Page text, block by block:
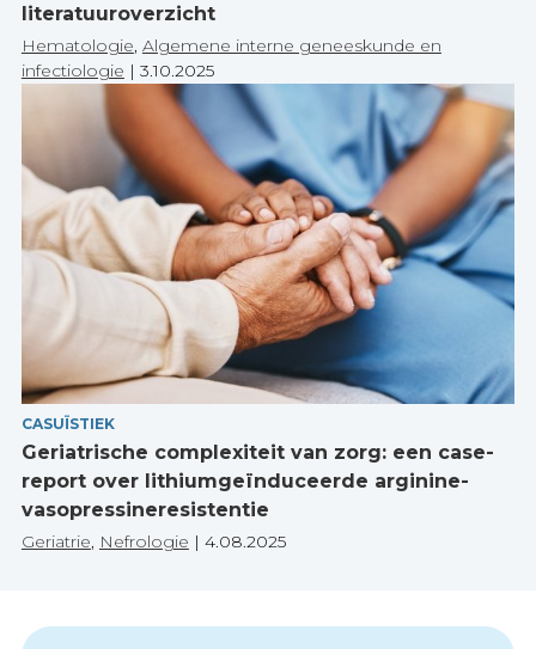
literatuuroverzicht
Hematologie, Algemene interne geneeskunde en
infectiologie | 3.10.2025
CASUÏSTIEK
Geriatrische complexiteit van zorg: een case-
report over lithiumgeïnduceerde arginine-
vasopressineresistentie
Geriatrie Nefrologie | 4.08.2025